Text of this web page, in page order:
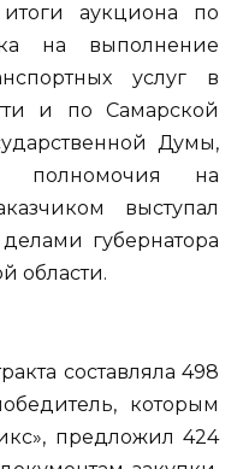
аукциона по
на выполнение
услуг в
и по Самарской
Думы,
полномочия на
выступал
губернатора
области.
составляла 498
которым
предложил 424